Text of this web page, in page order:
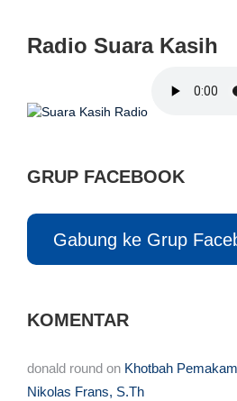
Radio Suara Kasih
GRUP FACEBOOK
Gabung ke Grup
KOMENTAR
donald round on Khotbah
Nikolas Frans, S.Th